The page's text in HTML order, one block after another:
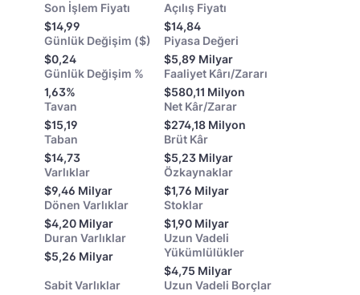
Son İşlem Fiyatı
$14,99
Açılış Fiyatı
$14,84
Günlük Değişim ($)
$0,24
Piyasa Değeri
$5,89 Milyar
Günlük Değişim %
1,63%
Faaliyet Kârı/Zararı
$580,11 Milyon
Tavan
$15,19
Net Kâr/Zarar
$274,18 Milyon
Taban
$14,73
Brüt Kâr
$5,23 Milyar
Varlıklar
$9,46 Milyar
Özkaynaklar
$1,76 Milyar
Dönen Varlıklar
$4,20 Milyar
Stoklar
$1,90 Milyar
Duran Varlıklar
$5,26 Milyar
Uzun Vadeli
Yükümlülükler
$4,75 Milyar
Sabit Varlıklar
Uzun Vadeli Borçlar